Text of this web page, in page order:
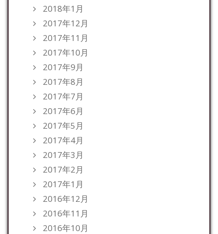
2018年1月
2017年12月
2017年11月
2017年10月
2017年9月
2017年8月
2017年7月
2017年6月
2017年5月
2017年4月
2017年3月
2017年2月
2017年1月
2016年12月
2016年11月
2016年10月